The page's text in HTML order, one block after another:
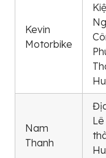
Kevin
Motorbike
Nam
Thanh
Lê